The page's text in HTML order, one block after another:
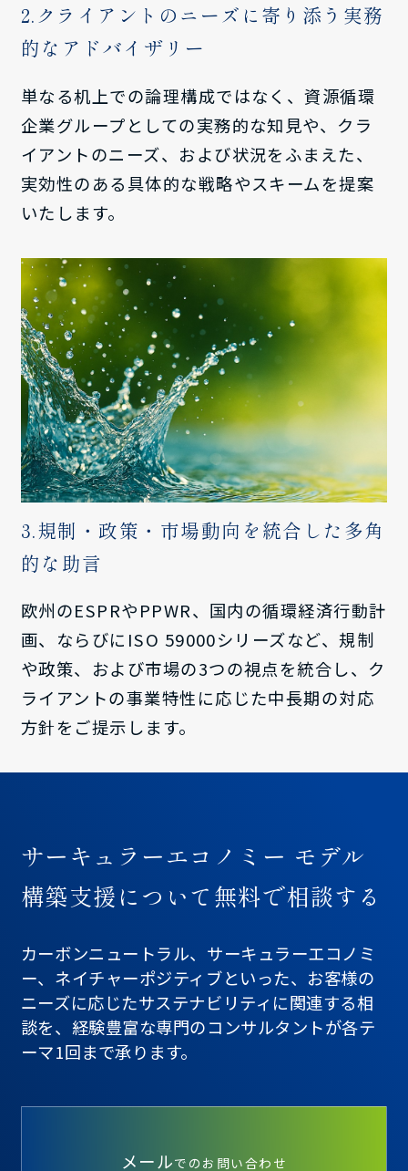
2.クライアントのニーズに寄り添う実務
的なアドバイザリー
単なる机上での論理構成ではなく、資源循環
企業グループとしての実務的な知見や、クラ
イアントのニーズ、および状況をふまえた、
実効性のある具体的な戦略やスキームを提案
いたします。
3.規制・政策・市場動向を統合した多角
的な助言
欧州のESPRやPPWR、国内の循環経済行動計
画、ならびにISO 59000シリーズなど、規制
や政策、および市場の3つの視点を統合し、ク
ライアントの事業特性に応じた中長期の対応
方針をご提示します。
サーキュラーエコノミー モデル
構築支援について無料で相談する
カーボンニュートラル、サーキュラーエコノミ
ー、ネイチャーポジティブといった、お客様の
ニーズに応じたサステナビリティに関連する相
談を、経験豊富な専門のコンサルタントが各テ
ーマ1回まで承ります。
メールでのお問い合わせ